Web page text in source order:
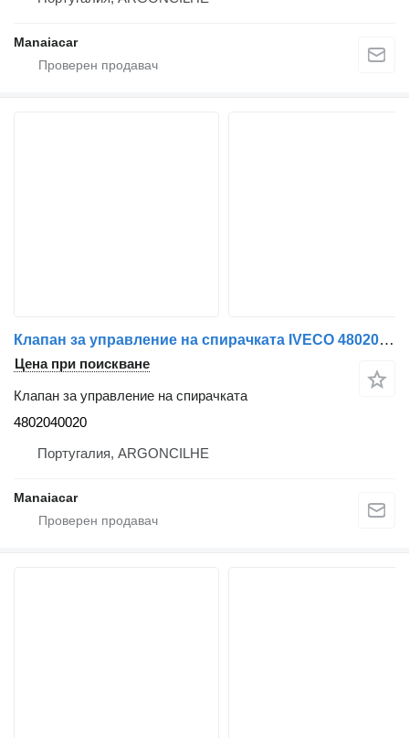
Manaiacar
Клапан за управление на спирачката IVECO 4802040020 за влекач IVECO Stralis | 12
Цена при поискване
Клапан за управление на спирачката
4802040020
Португалия, ARGONCILHE
Manaiacar